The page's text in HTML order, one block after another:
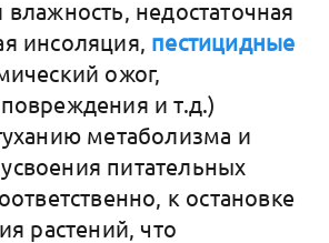
недостаточная
инсоляция, пестицидные
ожог,
и т.д.)
метаболизма и
питательных
к остановке
растений, что